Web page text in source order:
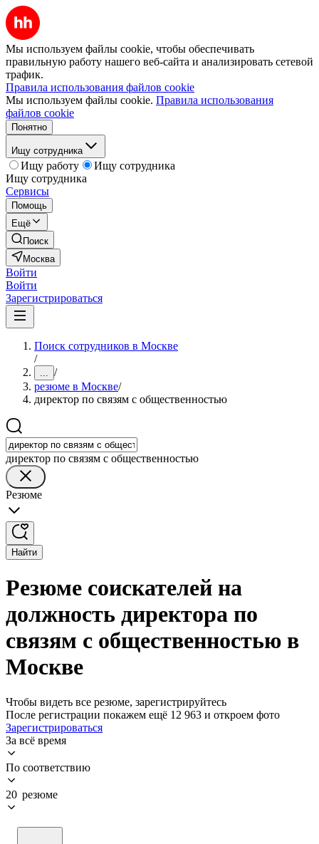
Мы используем файлы cookie, чтобы обеспечивать
правильную работу нашего веб-сайта и анализировать сетевой
трафик.
Правила использования файлов cookie
Мы используем файлы cookie. Правила использования
файлов cookie
Понятно
Ищу сотрудника
Ищу работу
Ищу сотрудника
Ищу сотрудника
Сервисы
Помощь
Ещё
Поиск
Москва
Войти
Войти
Зарегистрироваться
Поиск сотрудников в Москве
/
... /
резюме в Москве/
директор по связям с общественностью
директор по связям с общественностью
Резюме
Найти
Резюме соискателей на
должность директора по
связям с общественностью в
Москве
Чтобы видеть все резюме, зарегистрируйтесь
После регистрации покажем ещё 12 963 и откроем фото
Зарегистрироваться
За всё время
По соответствию
20 резюме